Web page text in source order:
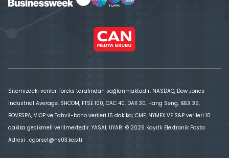
Sitemizdeki veriler Foreks tarafından sağlanmaktadır. NASDAQ, Dow Jones
Industrial Average, SHCOM, FTSE 100, CAC 40, DAX 30, Hang Seng, IBEX 35,
BOVESPA, VİOP ve Tahvil-bono verileri 15 dakika; CME, NYMEX VE S&P verileri 10
dakika gecikmeli verilmektedir. YASAL UYARI © 2026 Kayıtlı Elektronik Posta
Adresi : cgorsel@hs03.kep.tr